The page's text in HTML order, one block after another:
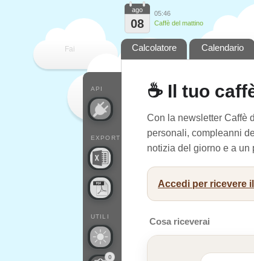
Fai
API
EXPORT
UTILI
0
ago
08
05:46
Caffè del mattino
Calcolatore Calendario
☕ Il tuo
Con la newsletter Caffè
personali, compleanni
notizia del giorno e a un
Accedi per ricevere
Cosa riceverai